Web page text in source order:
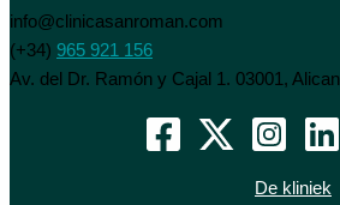
info@clinicasanroman.com
(+34) 965 921 156
Av. del Dr. Ramón y Cajal 1. 03001,
De kliniek